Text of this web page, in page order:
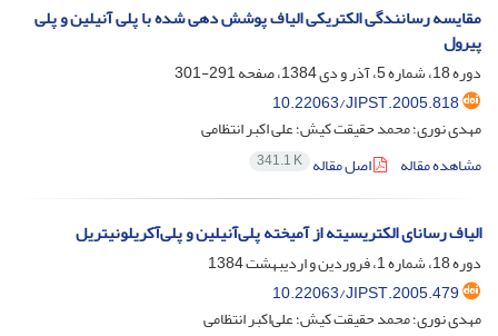
مقایسه رسانندگی الکتریکی الیاف پوشش دهی شده با پلی آنیلین و پلی
پیرول
دوره 18، شماره 5، آذر و دی 1384، صفحه
291-301
10.22063/JIPST.2005.818
مهدی نوری؛ محمد حقیقت کیش؛ علی اکبر انتظامی
مشاهده مقاله
اصل مقاله 341.1 K
الیاف رسانای الکتریسیته از آمیخته پلی‌آنیلین و پلی‌آکریلونیتریل
دوره 18، شماره 1، فروردین و اردیبهشت 1384
10.22063/JIPST.2005.479
مهدی نوری؛ محمد حقیقت کیش؛ علی‌اکبر انتظامی